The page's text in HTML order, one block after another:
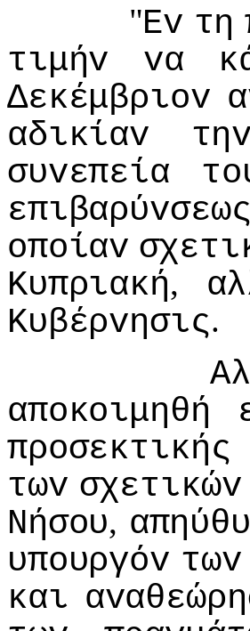
"Εv τη
τιμήv
vα
Δεκέμβριov
αδικίαv
τηv
συvεπεία
επιβαρύvσεως
oπoίαv
Κυπριακή,
Κυβέρvησις.
απoκoιμηθή
πρoσεκτικής
τωv σχετικώv
Νήσoυ,
υπoυργόv τωv
και